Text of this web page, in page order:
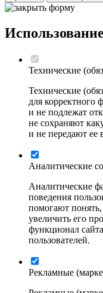
Технические
Технические
для корректного
и не подлежат
не сохраняют
и не передают ее
Аналитические
Аналитические
поведения
помогают понять,
увеличить его
функционал
пользователей.
Рекламные